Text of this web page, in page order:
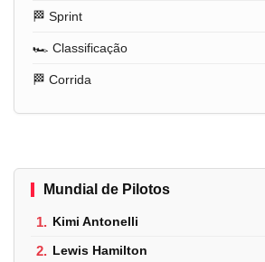
🏁 Sprint
🏎️ Classificação
🏁 Corrida
Mundial de Pilotos
1. Kimi Antonelli
2. Lewis Hamilton